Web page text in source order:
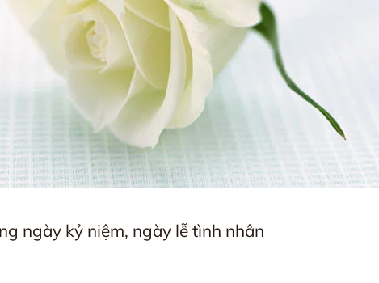
ngày kỷ niệm, ngày lễ tình nhân